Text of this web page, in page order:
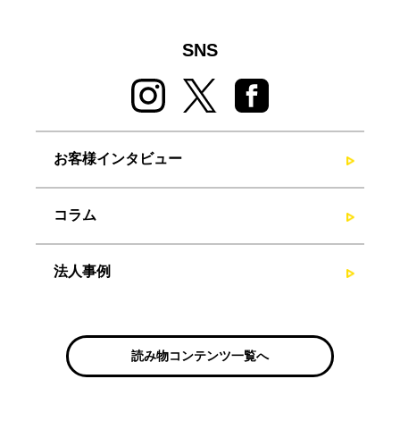
SNS
お客様インタビュー
コラム
法人事例
読み物コンテンツ一覧へ